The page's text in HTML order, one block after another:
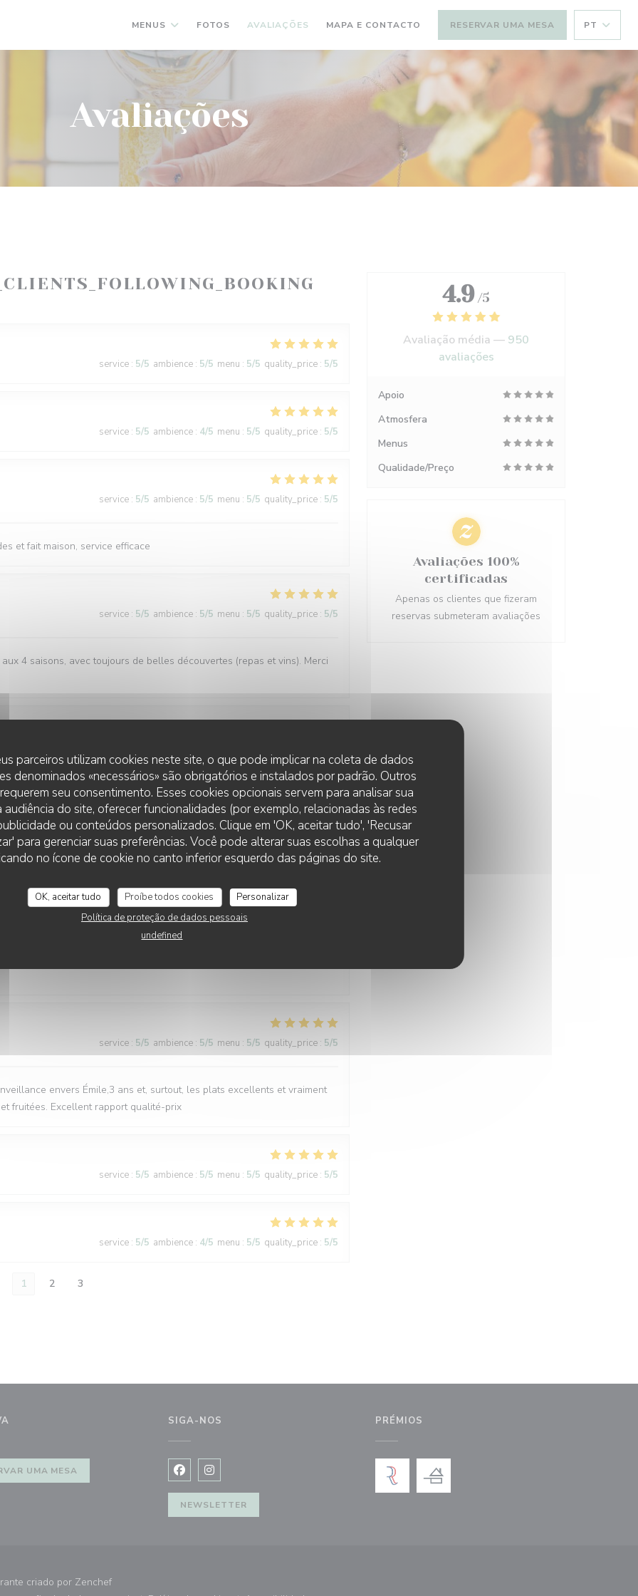
parceiros utilizam cookies neste site, o que pode implicar na coleta de dados
denominados «necessários» são obrigatórios e instalados por padrão. Outros
seu consentimento. Esses cookies opcionais servem para analisar sua
audiência do site, oferecer funcionalidades (por exemplo, relacionadas às redes
ou conteúdos personalizados. Clique em 'OK, aceitar tudo', 'Recusar
para gerenciar suas preferências. Você pode alterar suas escolhas a qualquer
no ícone de cookie no canto inferior esquerdo das páginas do site.
OK, aceitar tudo Proíbe todos cookies
Personalizar
Política de proteção de dados pessoais
undefined
MENUS FOTOS AVALIAÇÕES MAPA E CONTACTO RESERVAR UMA MESA PT
Avaliações
service : 5/5 ambience : 5/5 menu : 5/5 quality_price : 5/5
service : 5/5 ambience : 4/5 menu : 5/5 quality_price : 5/5
service : 5/5 ambience : 5/5 menu : 5/5 quality_price : 5/5
et fait maison, service efficace
service : 5/5 ambience : 5/5 menu : 5/5 quality_price : 5/5
4 saisons, avec toujours de belles découvertes (repas et vins). Merci
service:5 /5 ambience:5/5 menu: 5 /5 quality_price:5/5
de découvrir.
ambience
service : 5/5 ambience : 5/5 menu : 5/5 quality_price : 5/5
envers Émile,3 ans et, surtout, les plats excellents et vraiment
fruitées. Excellent rapport qualité-prix
service : 5/5 ambience : 5/5 menu : 5/5 quality_price : 5/5
service : 5/5 ambience : 4/5 menu : 5/5 quality_price : 5/5
1 2 3
4.9 /5
Avaliação média — 950
avaliações
Apoio
Atmosfera
Menus
Qualidade/Preço
Avaliações 100%
certificadas
Apenas os clientes que fizeram
reservas submeteram avaliações
UMA MESA
SIGA-NOS
Facebook ((abre numa nova janela))
Instagram ((abre numa nova janela))
NEWSLETTER
PRÉMIOS
criado por Zenchef((abre numa nova janela))
L'AUBERGE AUX 4 SAISONS